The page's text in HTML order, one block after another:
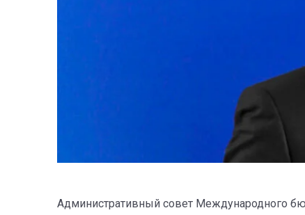
Административный совет Международного